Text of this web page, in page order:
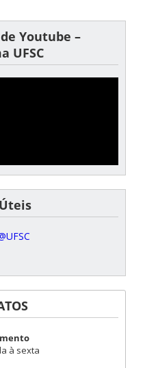
Youtube –
UFSC
à sexta